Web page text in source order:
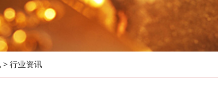
>行业资讯